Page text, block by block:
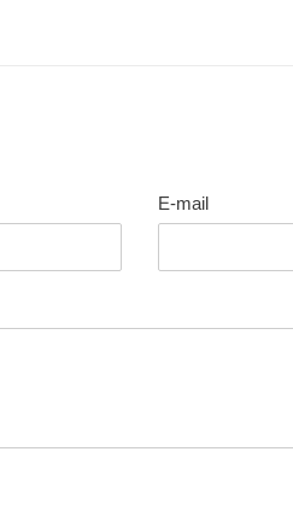
E-mail